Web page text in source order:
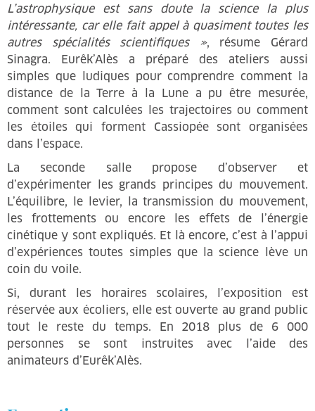
L’astrophysique est sans doute la science la plus
intéressante, car elle fait appel à quasiment toutes les
autres spécialités scientifiques », résume Gérard
Sinagra. Eurêk’Alès a préparé des ateliers aussi
simples que ludiques pour comprendre comment la
distance de la Terre à la Lune a pu être mesurée,
comment sont calculées les trajectoires ou comment
les étoiles qui forment Cassiopée sont organisées
dans l’espace.
La seconde salle propose d’observer et
d’expérimenter les grands principes du mouvement.
L’équilibre, le levier, la transmission du mouvement,
les frottements ou encore les effets de l’énergie
cinétique y sont expliqués. Et là encore, c’est à l’appui
d’expériences toutes simples que la science lève un
coin du voile.
Si, durant les horaires scolaires, l’exposition est
réservée aux écoliers, elle est ouverte au grand public
tout le reste du temps. En 2018 plus de 6 000
personnes se sont instruites avec l’aide des
animateurs d’Eurêk’Alès.